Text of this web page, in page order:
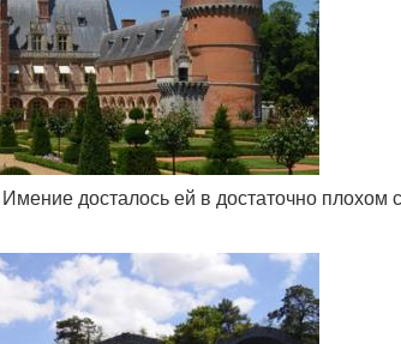
досталось ей в достаточно плохом